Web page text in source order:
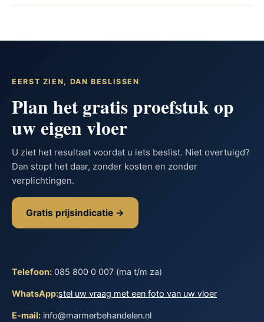
EERST ZIEN, DAN BESLISSEN
Plan het gratis proefstuk op
uw eigen vloer
U ziet het resultaat voordat u iets beslist. Niet overtuigd?
Dan stopt het daar, zonder kosten en zonder
verplichtingen.
Gratis prijsindicatie →
Telefoon: 085 800 0 007 (ma t/m za)
WhatsApp:stel uw vraag met een foto van uw vloer
E-mail: info@marmerbehandelen.nl